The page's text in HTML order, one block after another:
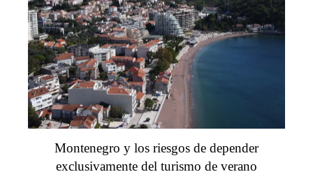
Montenegro y los riesgos de depender
exclusivamente del turismo de verano